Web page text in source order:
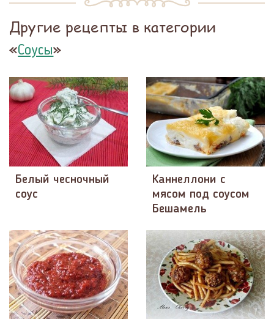
Другие рецепты в категории
«Соусы»
Белый чесночный
соус
Каннеллони с
мясом под соусом
Бешамель